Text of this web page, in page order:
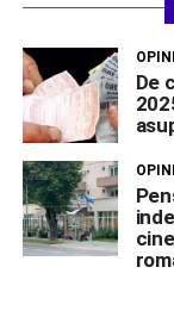
De